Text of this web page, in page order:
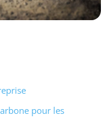
pour les